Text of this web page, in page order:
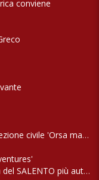
conviene
civile 'Orsa maggiore'
più autentico